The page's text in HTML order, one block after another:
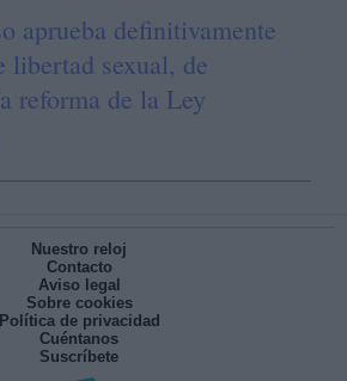
aprueba definitivamente
libertad sexual, de
reforma de la Ley
Nuestro reloj
Contacto
Aviso legal
Sobre cookies
Política de privacidad
Cuéntanos
Suscríbete